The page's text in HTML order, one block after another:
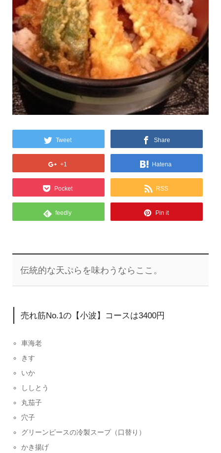
Tweet Share
+1 Hatena
Pocket RSS
feedly Pin it
伝統的な天ぷらを味わうならここ。
売れ筋No.1の【小波】コースは3400円
車海老
きす
いか
ししとう
丸茄子
穴子
グリーンピースの冷製スープ（口替り）
かき揚げ